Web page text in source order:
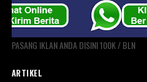
PASANG IKLAN ANDA DISINI 100K / BLN
ARTIKEL